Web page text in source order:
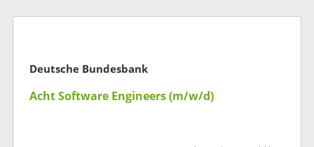
Deutsche Bundesbank
Acht Software Engineers (m/w/d)